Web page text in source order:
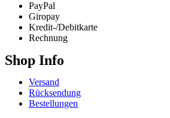
PayPal
Giropay
Kredit-/Debitkarte
Rechnung
Shop Info
Versand
Rücksendung
Bestellungen